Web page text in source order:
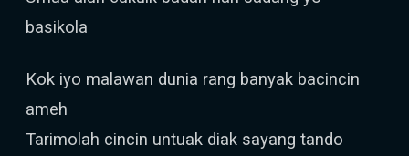
basikola
Kok iyo malawan dunia rang banyak bacincin
ameh
Tarimolah cincin untuak diak sayang tando